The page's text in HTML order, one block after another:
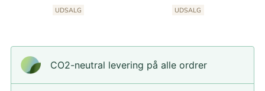
UDSALG UDSALG
CO2-neutral levering på alle ordrer